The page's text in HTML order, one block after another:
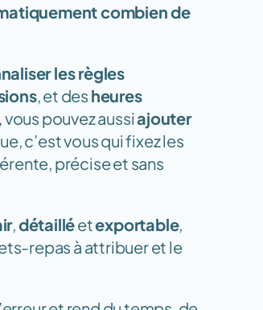
combien de
les règles
, et des heures
pouvez aussi ajouter
c’est vous qui fixez les
précise et sans
, détaillé et exportable,
qui montre pour chaque personne le nombre exact de tickets-repas à attribuer et le